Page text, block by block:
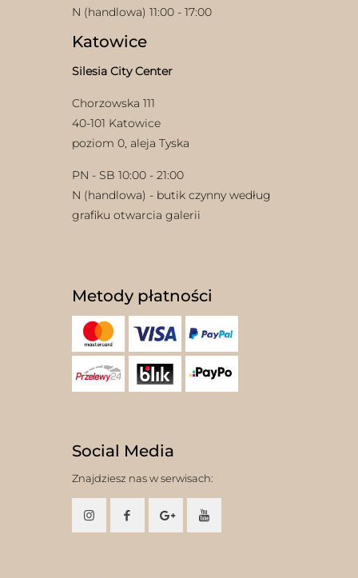
N (handlowa) 11:00 - 17:00
Katowice
Silesia City Center
Chorzowska 111
40-101 Katowice
poziom 0, aleja Tyska
PN - SB 10:00 - 21:00
N (handlowa) - butik czynny według
grafiku otwarcia galerii
Metody płatności
Social Media
Znajdziesz nas w serwisach: